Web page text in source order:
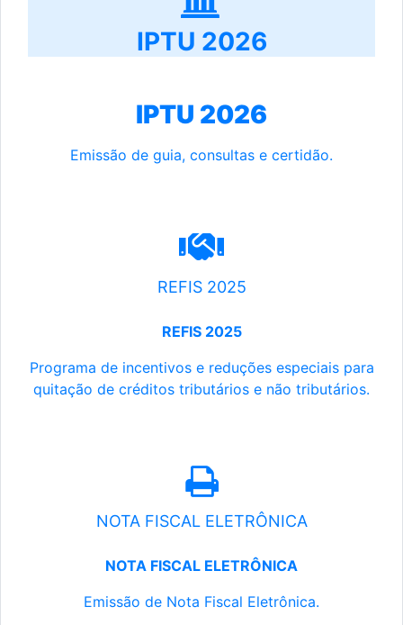
IPTU 2026
IPTU 2026
Emissão de guia, consultas e certidão.
REFIS 2025
REFIS 2025
Programa de incentivos e reduções especiais para
quitação de créditos tributários e não tributários.
NOTA FISCAL ELETRÔNICA
NOTA FISCAL ELETRÔNICA
Emissão de Nota Fiscal Eletrônica.